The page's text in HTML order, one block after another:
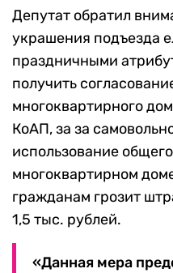
Депутат обратил
украшения подъезда
праздничными
получить
многоквартирного
КоАП, за за
использование
многоквартирном
гражданам грозит
1,5 тыс. рублей.
«Данная мера